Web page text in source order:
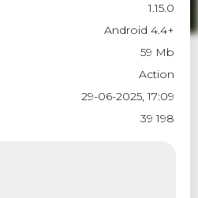
1.15.0
Android 4.4+
59 Mb
Action
29-06-2025, 17:09
39 198